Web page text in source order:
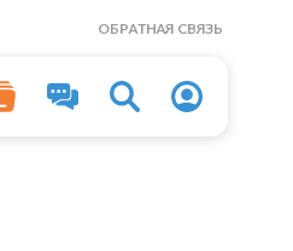
ОБРАТНАЯ СВЯЗЬ